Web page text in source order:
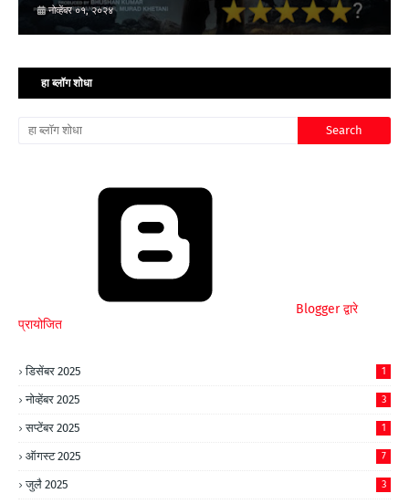
नोव्हेंबर ०१, २०२४
हा ब्लॉग शोधा
Blogger द्वारे
प्रायोजित
डिसेंबर 2025 1
नोव्हेंबर 2025 3
सप्टेंबर 2025 1
ऑगस्ट 2025 7
जुलै 2025 3